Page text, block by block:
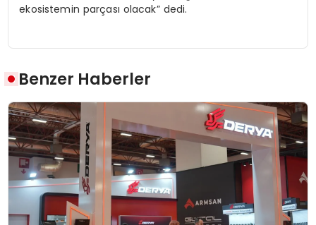
ekosistemin parçası olacak” dedi.
Benzer Haberler